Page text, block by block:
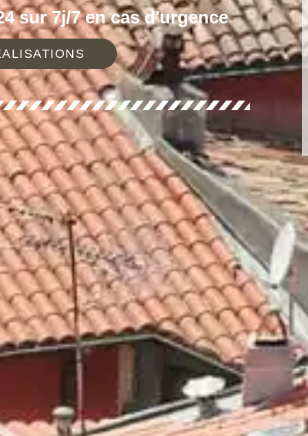
sur 7j/7 en cas d'urgence